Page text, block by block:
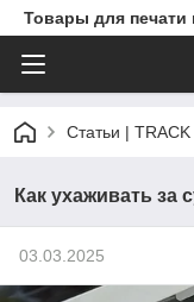
Товары для печати
Статьи | TRACK
Как ухаживать
03.03.2025